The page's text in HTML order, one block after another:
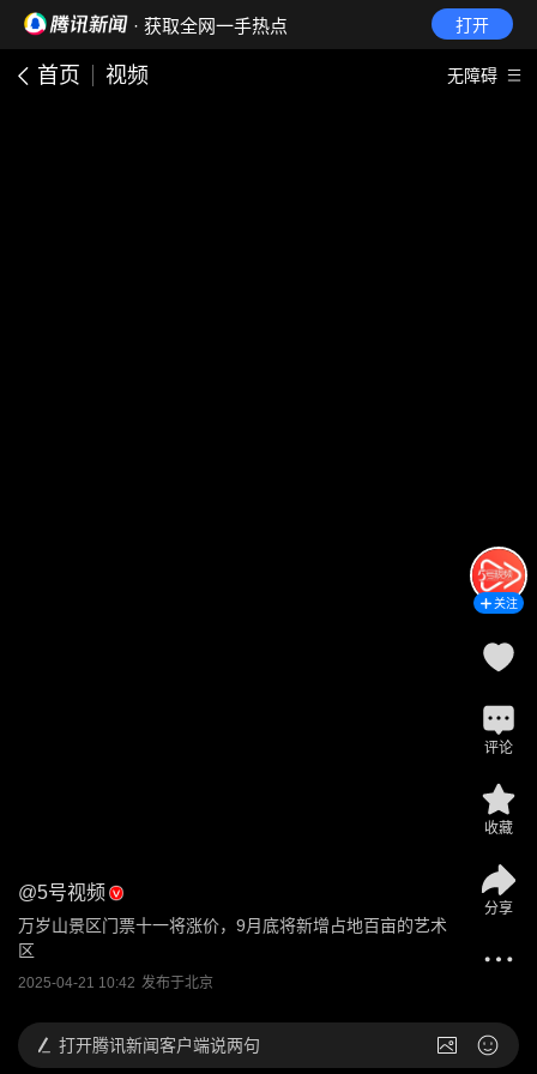
· 获取全网一手热点 打开
首页 视频 无障碍
@5号视频
万岁山景区门票十一将涨价，9月底将新增占地百亩的艺术
区
2025-04-21 10:42 发布于北京
关注
评论
收藏
分享
打开腾讯新闻客户端说两句